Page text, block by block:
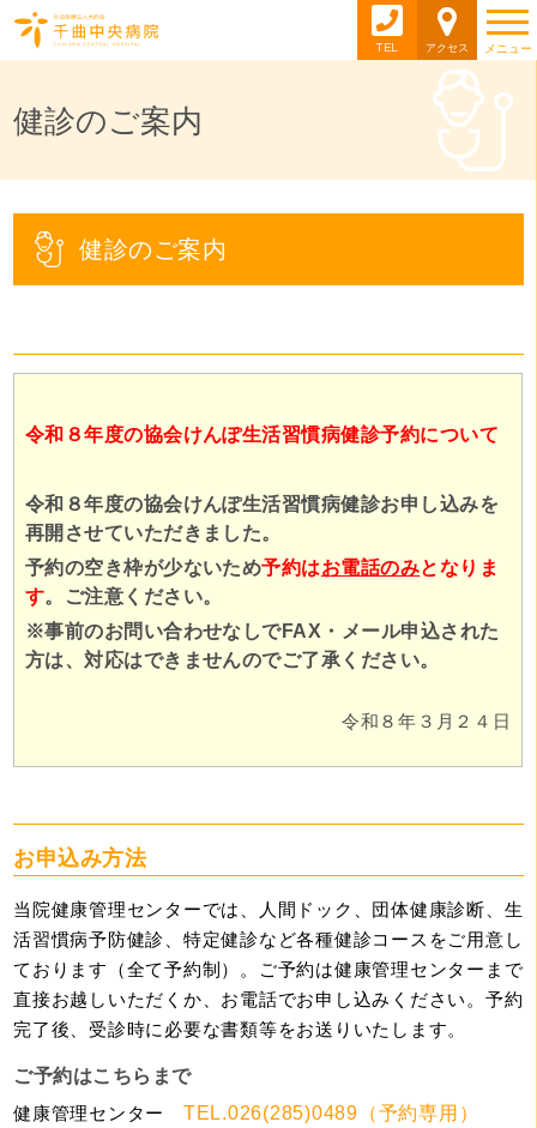
TEL アクセス メニュー
健診のご案内
健診のご案内
令和８年度の協会けんぽ生活習慣病健診予約について
令和８年度の協会けんぽ生活習慣病健診お申し込みを
再開させていただきました。
予約の空き枠が少ないため予約はお電話のみとなりま
す。ご注意ください。
※事前のお問い合わせなしでFAX・メール申込された
方は、対応はできませんのでご了承ください。
令和８年３月２４日
お申込み方法
当院健康管理センターでは、人間ドック、団体健康診断、生
活習慣病予防健診、特定健診など各種健診コースをご用意し
ております（全て予約制）。ご予約は健康管理センターまで
直接お越しいただくか、お電話でお申し込みください。予約
完了後、受診時に必要な書類等をお送りいたします。
ご予約はこちらまで
健康管理センター
TEL.026(285)0489（予約専用）